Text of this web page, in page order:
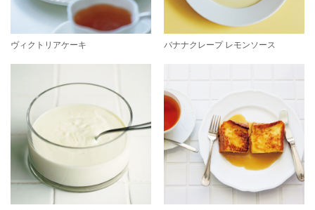
ヴィクトリアケーキ バナナクレープ レモンソース